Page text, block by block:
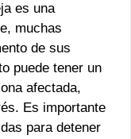
es una
muchas
de sus
puede tener un
afectada,
Es importante
para detener